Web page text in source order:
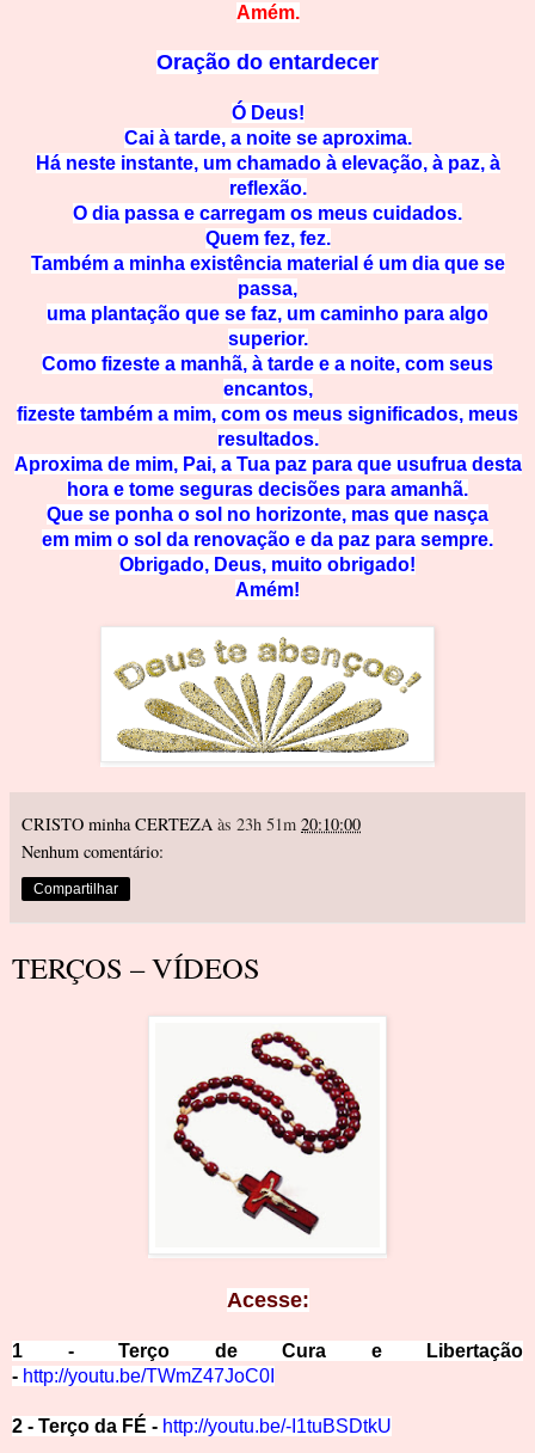
Amém.
Oração do entardecer
Ó Deus!
Cai à tarde, a noite se aproxima.
Há neste instante, um chamado à elevação, à paz, à
reflexão.
O dia passa e carregam os meus cuidados.
Quem fez, fez.
Também a minha existência material é um dia que se
passa,
uma plantação que se faz, um caminho para algo
superior.
Como fizeste a manhã, à tarde e a noite, com seus
encantos,
fizeste também a mim, com os meus significados, meus
resultados.
Aproxima de mim, Pai, a Tua paz para que usufrua desta
hora e tome seguras decisões para amanhã.
Que se ponha o sol no horizonte, mas que nasça
em mim o sol da renovação e da paz para sempre.
Obrigado, Deus, muito obrigado!
Amém!
CRISTO minha CERTEZA às 23h 51m 20:10:00
Nenhum comentário:
Compartilhar
TERÇOS – VÍDEOS
Acesse:
1 - Terço de Cura e Libertação
- http://youtu.be/TWmZ47JoC0I
2 - Terço da FÉ - http://youtu.be/-I1tuBSDtkU